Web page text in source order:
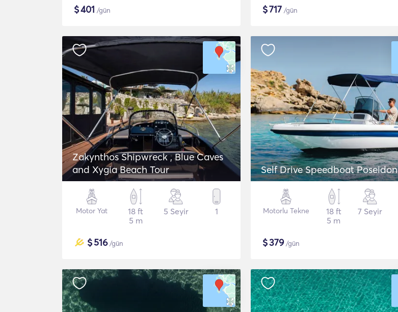
$401 /gün $717 /gün
Zakynthos Shipwreck , Blue Caves
and Xygia Beach Tour
Motor Yat
18 ft
5 m
5 Seyir 1
$516/gün
Self Drive Speedboat Poseidon
Motorlu Tekne
18 ft
5 m
7 Seyir
$379/gün